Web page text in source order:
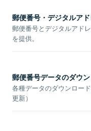
郵便番号・デジタルア
郵便番号とデジタルアド
を提供。
郵便番号データのダウ
各種データのダウンロー
更新）